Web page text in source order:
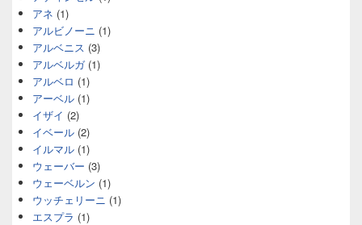
アネ (1)
アルビノーニ (1)
アルベニス (3)
アルベルガ(1)
アルベロ (1)
アーベル (1)
イザイ (2)
イベール (2)
イルマル (1)
ウェーバー (3)
ウェーベルン (1)
ウッチェリーニ (1)
エスプラ (1)